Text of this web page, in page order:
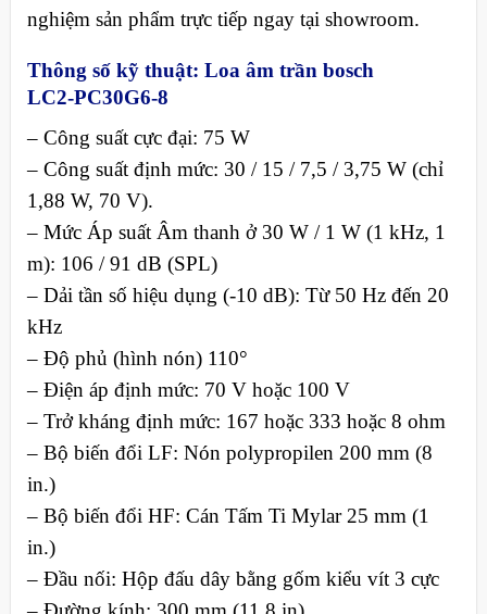
nghiệm sản phẩm trực tiếp ngay tại showroom.
Thông số kỹ thuật: Loa âm trần bosch
LC2‑PC30G6‑8
– Công suất cực đại: 75 W
– Công suất định mức: 30 / 15 / 7,5 / 3,75 W (chỉ
1,88 W, 70 V).
– Mức Áp suất Âm thanh ở 30 W / 1 W (1 kHz, 1
m): 106 / 91 dB (SPL)
– Dải tần số hiệu dụng (-10 dB): Từ 50 Hz đến 20
kHz
– Độ phủ (hình nón) 110°
– Điện áp định mức: 70 V hoặc 100 V
– Trở kháng định mức: 167 hoặc 333 hoặc 8 ohm
– Bộ biến đổi LF: Nón polypropilen 200 mm (8
in.)
– Bộ biến đổi HF: Cán Tấm Ti Mylar 25 mm (1
in.)
– Đầu nối: Hộp đấu dây bằng gốm kiểu vít 3 cực